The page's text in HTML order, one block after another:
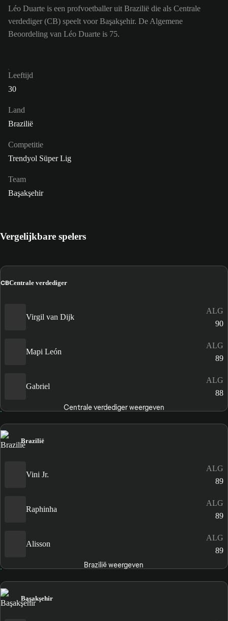
Léo Duarte is een profvoetballer uit Brazilië die als Centrale
verdediger (CB) speelt voor Başakşehir. De Algemene
Beoordeling van Léo Duarte is 75.
Leeftijd
30
Land
Brazilië
Competitie
Trendyol Süper Lig
Team
Başakşehir
Vergelijkbare spelers
CBCentrale verdediger
Virgil van Dijk
ALG
90
Mapi León
ALG
89
Gabriel
ALG
88
Centrale verdediger weergeven
Brazilië
Vini Jr.
ALG
89
Raphinha
ALG
89
Alisson
ALG
89
Brazilië weergeven
Başakşehir